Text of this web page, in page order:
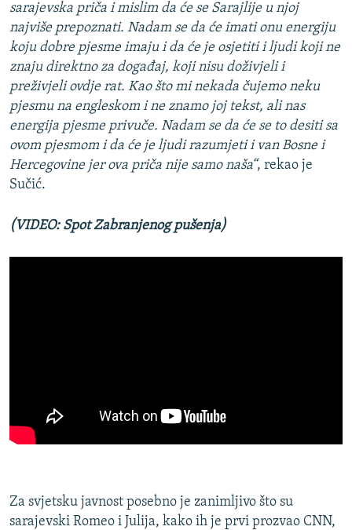
sarajevska priča i mislim da će se Sarajlije u njoj
najviše prepoznati. Nadam se da će imati onu energiju
koju dobre pjesme imaju i da će je osjetiti i ljudi koji ne
znaju direktno za događaj, koji nisu doživjeli i
preživjeli ovdje rat. Kao što mi nekada čujemo neku
pjesmu na engleskom i ne znamo joj tekst, ali nas
energija pjesme privuče. Nadam se da će se to desiti sa
ovom pjesmom i da će je ljudi razumjeti i van Bosne i
Hercegovine jer ova priča nije samo naša“, rekao je
Sučić.
(VIDEO: Spot Zabranjenog pušenja)
Za svjetsku javnost posebno je zanimljivo što su
sarajevski Romeo i Julija, kako ih je prvi prozvao CNN,